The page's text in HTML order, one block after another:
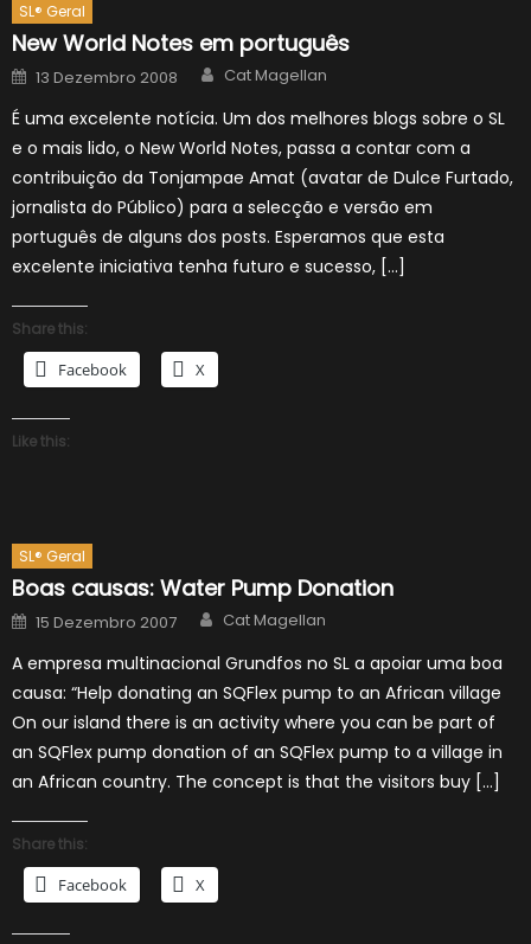
SL® Geral
New World Notes em português
Posted
on
13 Dezembro 2008 Author
Cat Magellan
É uma excelente notícia. Um dos melhores blogs sobre o SL
e o mais lido, o New World Notes, passa a contar com a
contribuição da Tonjampae Amat (avatar de Dulce Furtado,
jornalista do Público) para a selecção e versão em
português de alguns dos posts. Esperamos que esta
excelente iniciativa tenha futuro e sucesso, […]
Share this:
Facebook X
Like this:
SL® Geral
Boas causas: Water Pump Donation
Posted
on
15 Dezembro 2007 Author
Cat Magellan
A empresa multinacional Grundfos no SL a apoiar uma boa
causa: “Help donating an SQFlex pump to an African village
On our island there is an activity where you can be part of
an SQFlex pump donation of an SQFlex pump to a village in
an African country. The concept is that the visitors buy […]
Share this:
Facebook X